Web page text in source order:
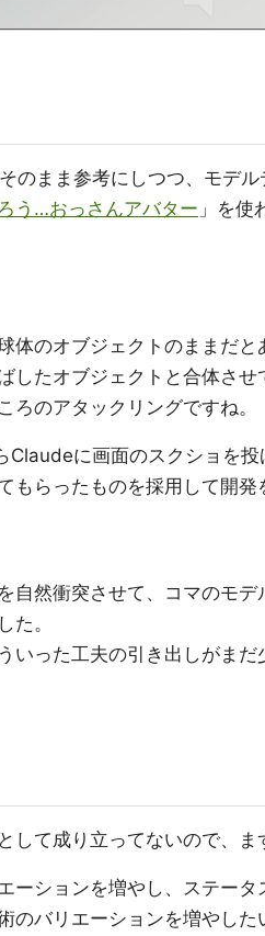
のまま参考にしつつ、モデル
う…おっさんアバター 」を使
体のオブジェクトのままだ
したオブジェクトと合体させ
ろのアタックリングですね。
Claudeに画面のスクショを
もらったものを採用して開発
自然衝突させて、コマのモ
た。
いった工夫の引き出しがま
して成り立ってないので、ま
ーションを増やし、ステー
のバリエーションを増やした